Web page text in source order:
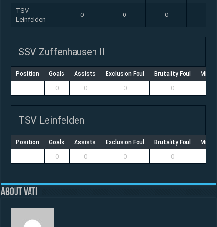
TSV
Leinfelden
0 0 0 0
SSV Zuffenhausen II
Position Goals Assists Exclusion Foul Brutality Foul
0 0 0 0
TSV Leinfelden
Position Goals Assists Exclusion Foul Brutality Foul
0 0 0 0
About vati